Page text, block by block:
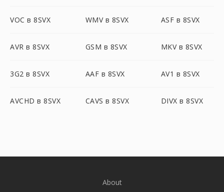
VOC в 8SVX WMV в 8SVX ASF в 8SVX
AVR в 8SVX GSM в 8SVX MKV в 8SVX
3G2 в 8SVX AAF в 8SVX AV1 в 8SVX
AVCHD в 8SVX CAVS в 8SVX DIVX в 8SVX
About